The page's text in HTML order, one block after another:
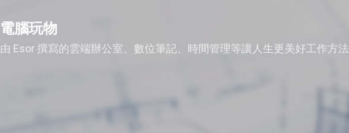
電腦玩物
由 Esor 撰寫的雲端辦公室、數位筆記、時間管理等讓人生更美好工作方法